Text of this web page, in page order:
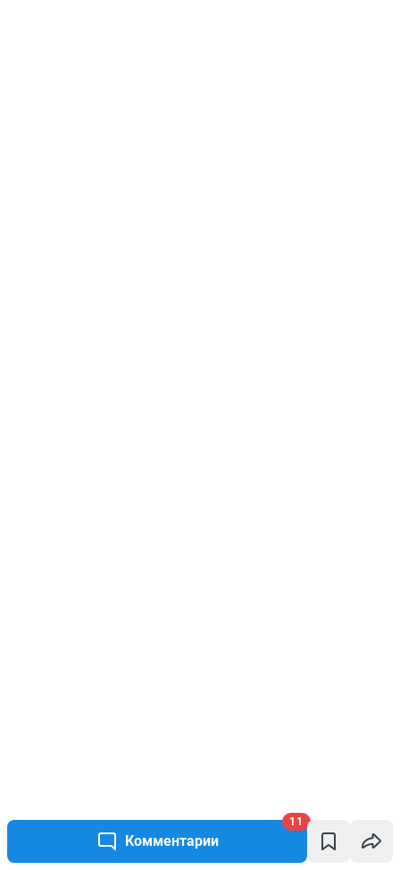
Комментарии
11